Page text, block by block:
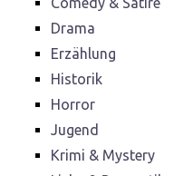
Drama
Erzählung
Historik
Horror
Jugend
Krimi & Mystery